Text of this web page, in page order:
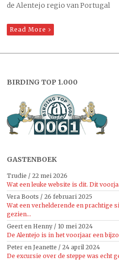
de Alentejo regio van Portugal
Read More
BIRDING TOP 1.000
GASTENBOEK
Trudie / 22 mei 2026
Wat een leuke website is dit. Dit
Vera Boots / 26 februari 2025
Wat een verhelderende en prachtige
gezien...
Geert en Henny / 10 mei 2024
De Alentejo is in het voorjaar een
Peter en Jeanette / 24 april 2024
De excursie over de steppe was echt